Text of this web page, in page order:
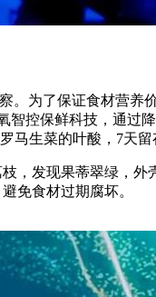
为了保证食材营养
控保鲜科技，通过
马生菜的叶酸，7天留
发现果蒂翠绿，外
免食材过期腐坏。